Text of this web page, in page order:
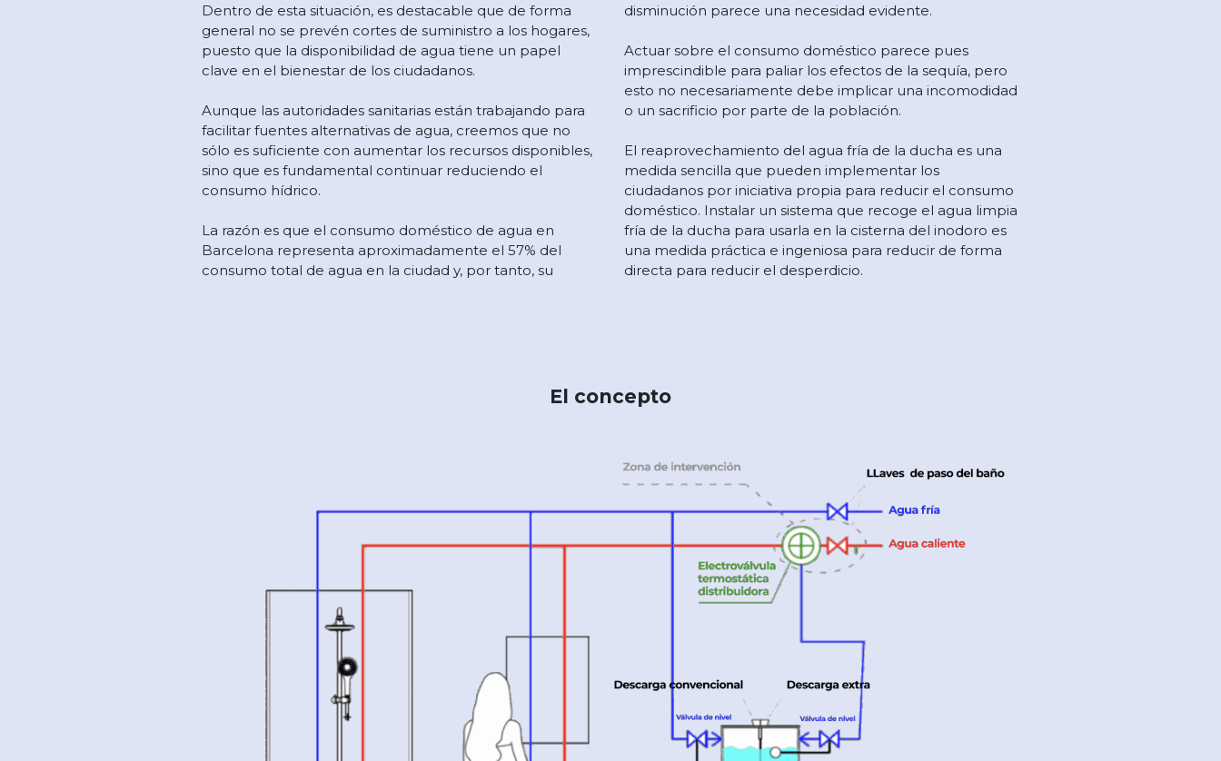
Dentro de esta situación, es destacable que de forma
general no se prevén cortes de suministro a los hogares,
puesto que la disponibilidad de agua tiene un papel
clave en el bienestar de los ciudadanos.
Aunque las autoridades sanitarias están trabajando para
facilitar fuentes alternativas de agua, creemos que no
sólo es suficiente con aumentar los recursos disponibles,
sino que es fundamental continuar reduciendo el
consumo hídrico.
La razón es que el consumo doméstico de agua en
Barcelona representa aproximadamente el 57% del
consumo total de agua en la ciudad y, por tanto, su
disminución parece una necesidad evidente.
Actuar sobre el consumo doméstico parece pues
imprescindible para paliar los efectos de la sequía, pero
esto no necesariamente debe implicar una incomodidad
o un sacrificio por parte de la población.
El reaprovechamiento del agua fría de la ducha es una
medida sencilla que pueden implementar los
ciudadanos por iniciativa propia para reducir el consumo
doméstico. Instalar un sistema que recoge el agua limpia
fría de la ducha para usarla en la cisterna del inodoro es
una medida práctica e ingeniosa para reducir de forma
directa para reducir el desperdicio.
El concepto